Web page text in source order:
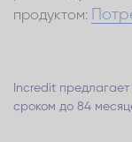
продуктом:
Incredit
сроком до 84